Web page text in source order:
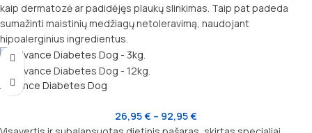
kaip dermatozė ar padidėjęs plaukų slinkimas. Taip pat padeda
sumažinti maistinių medžiagų netoleravimą, naudojant
hipoalerginius ingredientus.
Advance Diabetes Dog
26,95€ – 92,95€